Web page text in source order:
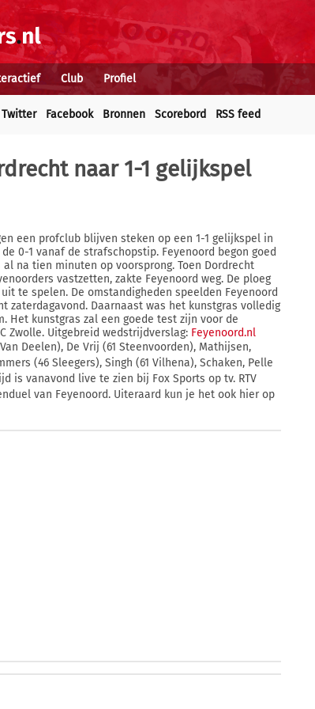
Club Profiel
Twitter Facebook Bronnen Scorebord RSS feed
naar 1-1 gelijkspel
een profclub blijven steken op een 1-1 gelijkspel in
0-1 vanaf de strafschopstip. Feyenoord begon goed
na tien minuten op voorsprong. Toen Dordrecht
vastzetten, zakte Feyenoord weg. De ploeg
te spelen. De omstandigheden speelden Feyenoord
zaterdagavond. Daarnaast was het kunstgras volledig
Het kunstgras zal een goede test zijn voor de
Zwolle. Uitgebreid wedstrijdverslag: Feyenoord.nl
Deelen), De Vrij (61 Steenvoorden), Mathijsen,
(46 Sleegers), Singh (61 Vilhena), Schaken, Pelle
is vanavond live te zien bij Fox Sports op tv. RTV
van Feyenoord. Uiteraard kun je het ook hier op